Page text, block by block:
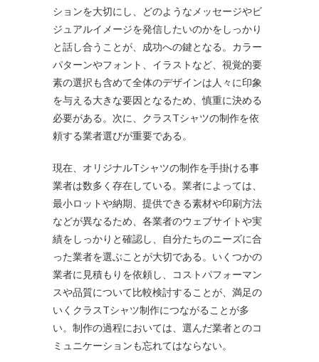
ションを大切にし、どのようなメッセージやビ
ジュアルイメージを発信したいのかをしっかり
と話し合うことが、成功への鍵となる。カラー
パターンやフォント、イラストなど、視覚的要
素の選択も含めて全体のデザインは人々に印象
を与える大きな要因となるため、慎重に決める
必要がある。次に、クラスTシャツの制作を依
頼する業者選びが重要である。
現在、オリジナルTシャツの制作を手掛ける事
業者は数多く存在している。業者によっては、
最小ロットや納期、提供できる素材や印刷方法
などが異なるため、各業者のウェブサイトや実
績をしっかりと確認し、自分たちのニーズに合
った業者を選ぶことが大切である。いくつかの
業者に見積もりを依頼し、コストパフォーマン
スや品質について比較検討することが、満足の
いくクラスTシャツ制作につながることが多
い。制作の過程においては、選んだ業者とのコ
ミュニケーションも忘れてはならない。